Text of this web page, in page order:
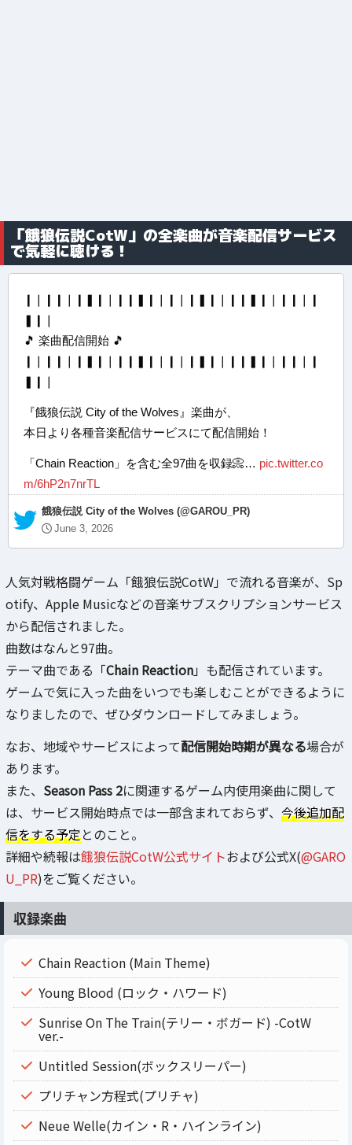
「餓狼伝説CotW」の全楽曲が音楽配信サービス
で気軽に聴ける！
❙❘❙❙❘❙❚❙❘❙❙❚❙❘❙❘❙❚❙❘❙❙❚❙❘❙❙❘❙
❚❙❘
🎵 楽曲配信開始 🎵
❙❘❙❙❘❙❚❙❘❙❙❚❙❘❙❘❙❚❙❘❙❙❚❙❘❙❙❘❙
❚❙❘
『餓狼伝説 City of the Wolves』楽曲が、
本日より各種音楽配信サービスにて配信開始！
「Chain Reaction」を含む全97曲を収録📀… pic.twitter.co
m/6hP2n7nrTL
— 餓狼伝説 City of the Wolves (@GAROU_PR)
June 3, 2026
人気対戦格闘ゲーム「餓狼伝説CotW」で流れる音楽が、Sp
otify、Apple Musicなどの音楽サブスクリプションサービス
から配信されました。
曲数はなんと97曲。
テーマ曲である「Chain Reaction」も配信されています。
ゲームで気に入った曲をいつでも楽しむことができるように
なりましたので、ぜひダウンロードしてみましょう。
なお、地域やサービスによって配信開始時期が異なる場合が
あります。
また、 Season Pass 2に関連するゲーム内使用楽曲に関して
は、サービス開始時点では一部含まれておらず、 今後追加配
信をする予定とのこと。
詳細や続報は餓狼伝説CotW公式サイトおよび公式X(@GARO
U_PR)をご覧ください。
収録楽曲
Chain Reaction (Main Theme)
Young Blood (ロック・ハワード)
Sunrise On The Train(テリー・ボガード) -CotW
ver.-
Untitled Session(ボックスリーパー)
プリチャン方程式(プリチャ)
Neue Welle(カイン・R・ハインライン)